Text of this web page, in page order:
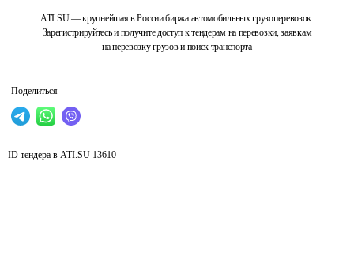
ATI.SU — крупнейшая в России биржа автомобильных грузоперевозок.
Зарегистрируйтесь и получите доступ к тендерам на перевозки, заявкам
на перевозку грузов и поиск транспорта
Поделиться
ID тендера в ATI.SU 13610